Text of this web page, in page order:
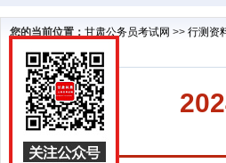
您的当前位置： 甘肃公务员考试网 >> 行测资